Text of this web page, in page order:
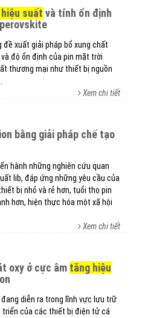
suất và tính ổn định
đề xuất giải pháp bổ xung chất
độ ổn định của pin mặt trời
thương mại như thiết bị nguồn
Xem chi tiết
bằng giải pháp chế tạo
hành những nghiên cứu quan
lib, đáp ứng những yêu cầu của
bị nhỏ và rẻ hơn, tuổi thọ pin
hơn, hiện thực hóa một xã hội
Xem chi tiết
oxy ở cực âm tăng hiệu
diễn ra trong lĩnh vực lưu trữ
của các thiết bị điện tử cá